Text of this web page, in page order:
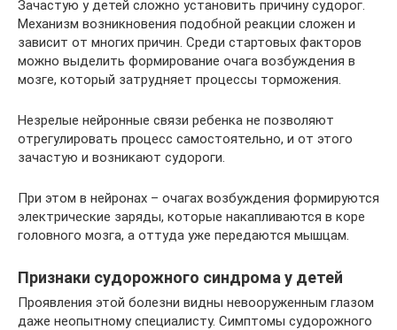
Зачастую у детей сложно установить причину судорог.
Механизм возникновения подобной реакции сложен и
зависит от многих причин. Среди стартовых факторов
можно выделить формирование очага возбуждения в
мозге, который затрудняет процессы торможения.
Незрелые нейронные связи ребенка не позволяют
отрегулировать процесс самостоятельно, и от этого
зачастую и возникают судороги.
При этом в нейронах – очагах возбуждения формируются
электрические заряды, которые накапливаются в коре
головного мозга, а оттуда уже передаются мышцам.
Признаки судорожного синдрома у детей
Проявления этой болезни видны невооруженным глазом
даже неопытному специалисту. Симптомы судорожного